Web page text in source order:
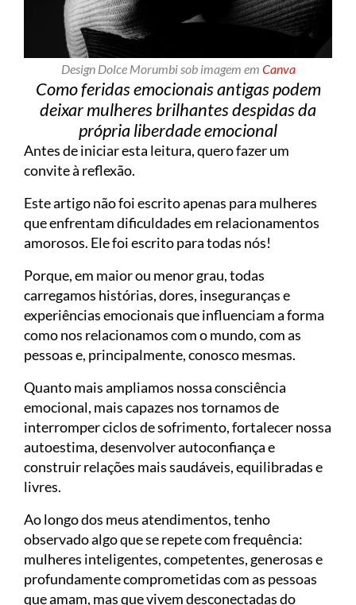
Design Dolce Morumbi sob imagem em Canva
Como feridas emocionais antigas podem
deixar mulheres brilhantes despidas da
própria liberdade emocional
Antes de iniciar esta leitura, quero fazer um
convite à reflexão.
Este artigo não foi escrito apenas para mulheres
que enfrentam dificuldades em relacionamentos
amorosos. Ele foi escrito para todas nós!
Porque, em maior ou menor grau, todas
carregamos histórias, dores, inseguranças e
experiências emocionais que influenciam a forma
como nos relacionamos com o mundo, com as
pessoas e, principalmente, conosco mesmas.
Quanto mais ampliamos nossa consciência
emocional, mais capazes nos tornamos de
interromper ciclos de sofrimento, fortalecer nossa
autoestima, desenvolver autoconfiança e
construir relações mais saudáveis, equilibradas e
livres.
Ao longo dos meus atendimentos, tenho
observado algo que se repete com frequência:
mulheres inteligentes, competentes, generosas e
profundamente comprometidas com as pessoas
que amam, mas que vivem desconectadas do